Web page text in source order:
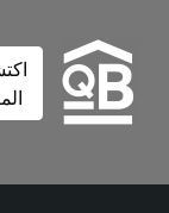
اكتشف
المزيد